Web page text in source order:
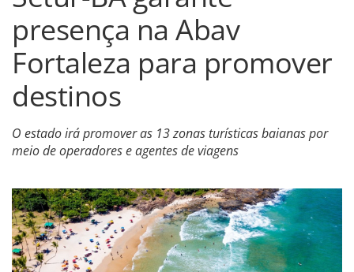
presença na Abav
Fortaleza para promover
destinos
O estado irá promover as 13 zonas turísticas baianas por
meio de operadores e agentes de viagens